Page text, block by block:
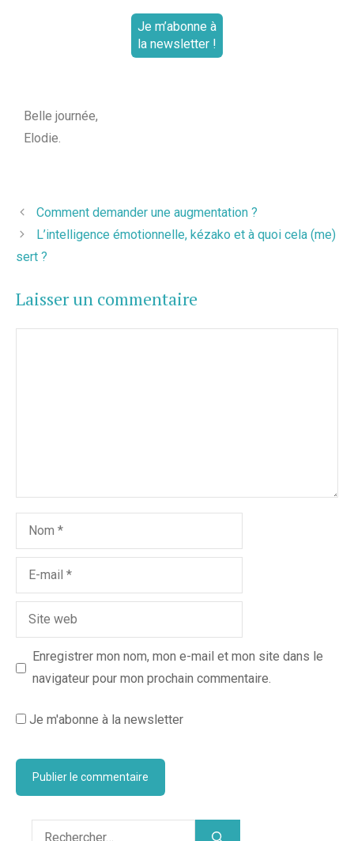
Belle journée,
Elodie.
Comment demander une augmentation ?
L’intelligence émotionnelle, kézako et à quoi cela (me)
sert ?
Laisser un commentaire
Enregistrer mon nom, mon e-mail et mon site dans le
navigateur pour mon prochain commentaire.
Je m'abonne à la newsletter